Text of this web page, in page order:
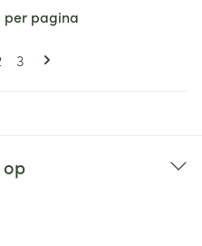
momenteel pagina
Pagina
3
per pagina